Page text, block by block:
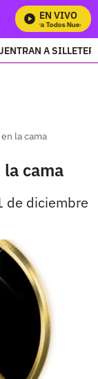
EN VIVO
Mira Todos Nuestros
A
la cama
la cama
de diciembre